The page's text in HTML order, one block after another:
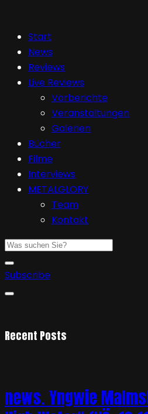
Start
News
Reviews
Live Reviews
Vorberichte
Veranstaltungen
Galerien
Bücher
Filme
Interviews
METALGLORY
Team
Kontakt
Subscribe
Recent Posts
news. Yngwie